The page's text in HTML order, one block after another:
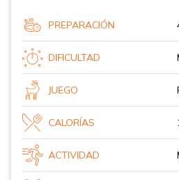
PREPARACIÓN
DIFICULTAD
JUEGO
CALORÍAS
ACTIVIDAD